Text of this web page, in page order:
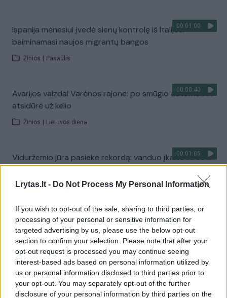
Lrytas.lt - Do Not Process My Personal Information
If you wish to opt-out of the sale, sharing to third parties, or
processing of your personal or sensitive information for
targeted advertising by us, please use the below opt-out
section to confirm your selection. Please note that after your
opt-out request is processed you may continue seeing
interest-based ads based on personal information utilized by
us or personal information disclosed to third parties prior to
your opt-out. You may separately opt-out of the further
disclosure of your personal information by third parties on the
00:01:00
Ispanija mėnesiui įvedė sienų kontrolę iš Italijos:
baiminamasi naujos migrantų bangos
Žinios Pasaulis
00:00:40
Avarijos vaizdai Varėnos rajone: po smūgio automobilis
atsidūrė už kelio
Žinios Lietuvos diena
00:01:05
Viduržemio jūra pasiekė rekordą: vanduo įkaito iki 33
Žinios | Pasaulis
Visi įrašai
Žiūrimiausi įrašai